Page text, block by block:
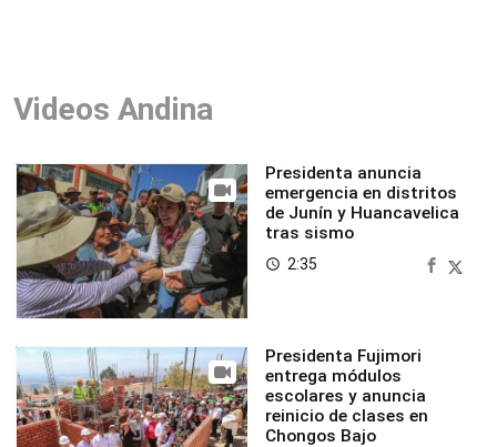
Videos Andina
Presidenta anuncia
emergencia en distritos
de Junín y Huancavelica
tras sismo
access_time 2:35
Presidenta Fujimori
entrega módulos
escolares y anuncia
reinicio de clases en
Chongos Bajo